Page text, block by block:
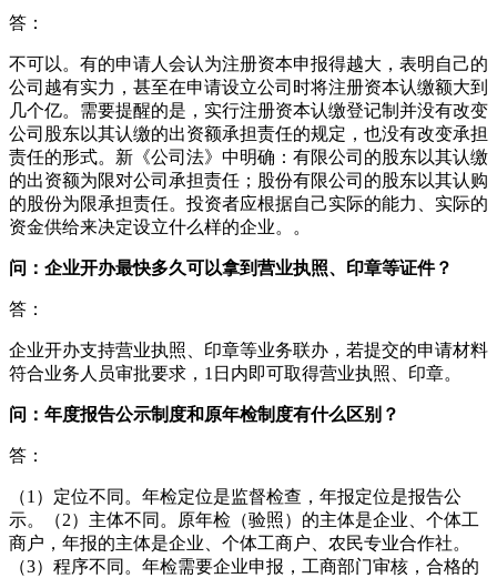
答：
不可以。有的申请人会认为注册资本申报得越大，表明自己的
公司越有实力，甚至在申请设立公司时将注册资本认缴额大到
几个亿。需要提醒的是，实行注册资本认缴登记制并没有改变
公司股东以其认缴的出资额承担责任的规定，也没有改变承担
责任的形式。新《公司法》中明确：有限公司的股东以其认缴
的出资额为限对公司承担责任；股份有限公司的股东以其认购
的股份为限承担责任。投资者应根据自己实际的能力、实际的
资金供给来决定设立什么样的企业。。
问：企业开办最快多久可以拿到营业执照、印章等证件？
答：
企业开办支持营业执照、印章等业务联办，若提交的申请材料
符合业务人员审批要求，1日内即可取得营业执照、印章。
问：年度报告公示制度和原年检制度有什么区别？
答：
（1）定位不同。年检定位是监督检查，年报定位是报告公
示。（2）主体不同。原年检（验照）的主体是企业、个体工
商户，年报的主体是企业、个体工商户、农民专业合作社。
（3）程序不同。年检需要企业申报，工商部门审核，合格的